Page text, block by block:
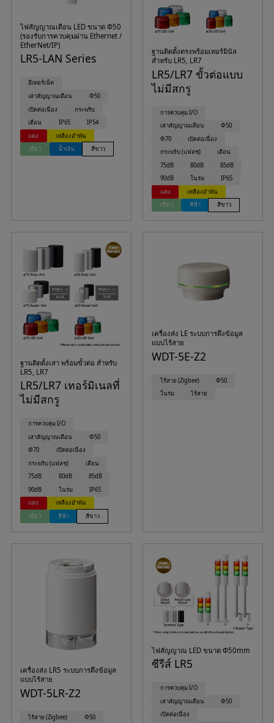
ไฟสัญญาณเตือน LED ขนาด Φ50
(รองรับการควบคุมผ่าน Ethernet /
EtherNet/IP)
LR5-LAN Series
อีเทอร์เน็ต
เสาสัญญาณเตือน
Φ50
เปิดต่อเนื่อง
กระพริบ
เตือน
IP65
IP54
แดง
เหลืองอำพัน
เขียว
น้ำเงิน สีขาว
ฐานติดตั้งตรงพร้อมเทอร์มินัล
สำหรับ LR5, LR7
LR5/LR7 ขั้วต่อแบบ
ไม่มีสกรู
การควบคุม I/O
เสาสัญญาณเตือน
Φ50
Φ70
เปิดต่อเนื่อง
กระพริบ (แฟลช)
เตือน
75dB
80dB
85dB
90dB
ในร่ม
IP65
แดง
เหลืองอำพัน
เขียว
สีฟ้า สีขาว
ฐานติดตั้งเสา พร้อมขั้วต่อ สำหรับ
LR5, LR7
LR5/LR7 เทอร์มิเนลที่
ไม่มีสกรู
การควบคุม I/O
เสาสัญญาณเตือน
Φ50
Φ70
เปิดต่อเนื่อง
กระพริบ (แฟลช)
เตือน
75dB
80dB
85dB
90dB
ในร่ม
IP65
แดง
เหลืองอำพัน
เขียว
สีฟ้า สีขาว
เครื่องส่ง LE ระบบการดึงข้อมูล
แบบไร้สาย
WDT-5E-Z2
ไร้สาย (Zigbee)
Φ50
ในร่ม
ไร้สาย
เครื่องส่ง LR5 ระบบการดึงข้อมูล
แบบไร้สาย
WDT-5LR-Z2
ไร้สาย (Zigbee)
Φ50
ไฟสัญญาณ LED ขนาด Φ50mm
ซีรีส์ LR5
การควบคุม I/O
เสาสัญญาณเตือน
Φ50
เปิดต่อเนื่อง